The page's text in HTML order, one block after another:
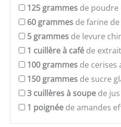
125 grammes de poudre
60 grammes de farine
5 grammes de levure
1 cuillère à café de
100 grammes de cerises
150 grammes de sucre
3 cuillères à soupe de
1 poignée de amandes